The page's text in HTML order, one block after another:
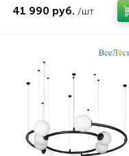
41 990 руб. /шт